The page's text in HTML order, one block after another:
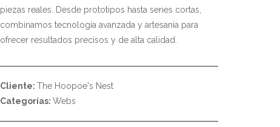
piezas reales. Desde prototipos hasta series cortas,
combinamos tecnología avanzada y artesanía para
ofrecer resultados precisos y de alta calidad.
Cliente: The Hoopoe's Nest
Categorías: Webs